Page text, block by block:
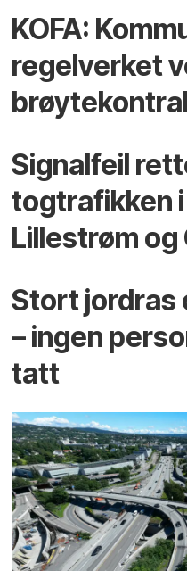
KOFA:
regelverket
Signalfeil
togtrafikken
Lillestrøm og
Stort jordras
– ingen
tatt